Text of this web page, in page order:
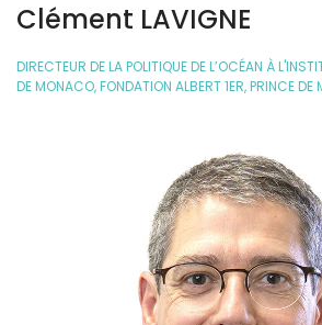
Clément LAVIGNE
DIRECTEUR DE LA POLITIQUE DE L’OCÉAN À
DE MONACO, FONDATION ALBERT 1ER, PRINCE